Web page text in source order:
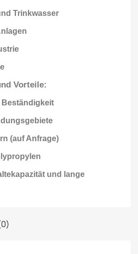
Trinkwasser
Vorteile:
Beständigkeit
(auf Anfrage)
und lange